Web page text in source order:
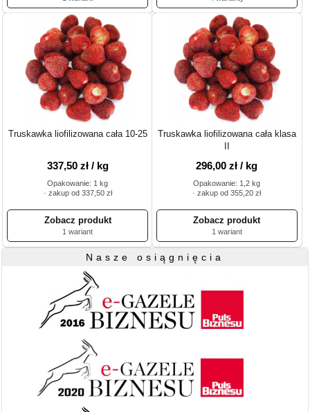
Truskawka liofilizowana cała 10-25
337,50 zł / kg
Opakowanie: 1 kg
· zakup od 337,50 zł
1 wariant
Truskawka liofilizowana cała klasa
296,00 zł / kg
Opakowanie: 1,2 kg
· zakup od 355,20 zł
1 wariant
Nasze osiągnięcia